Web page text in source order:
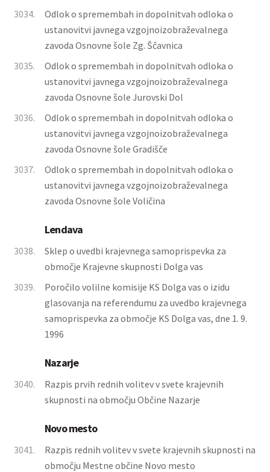
3034.
Odlok o spremembah in dopolnitvah odloka o
ustanovitvi javnega vzgojnoizobraževalnega
zavoda Osnovne šole Zg. Ščavnica
3035.
Odlok o spremembah in dopolnitvah odloka o
ustanovitvi javnega vzgojnoizobraževalnega
zavoda Osnovne šole Jurovski Dol
3036.
Odlok o spremembah in dopolnitvah odloka o
ustanovitvi javnega vzgojnoizobraževalnega
zavoda Osnovne šole Gradišče
3037.
Odlok o spremembah in dopolnitvah odloka o
ustanovitvi javnega vzgojnoizobraževalnega
zavoda Osnovne šole Voličina
Lendava
3038.
Sklep o uvedbi krajevnega samoprispevka za
območje Krajevne skupnosti Dolga vas
3039.
Poročilo volilne komisije KS Dolga vas o izidu
glasovanja na referendumu za uvedbo krajevnega
samoprispevka za območje KS Dolga vas, dne 1. 9.
1996
Nazarje
3040.
Razpis prvih rednih volitev v svete krajevnih
skupnosti na območju Občine Nazarje
Novo mesto
3041.
Razpis rednih volitev v svete krajevnih skupnosti na
območju Mestne občine Novo mesto